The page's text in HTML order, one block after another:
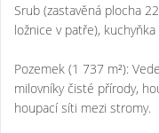
Srub (zastavěná plocha
ložnice v patře),
Pozemek (1 737 m²):
milovníky čisté přírody,
houpací síti mezi stromy.